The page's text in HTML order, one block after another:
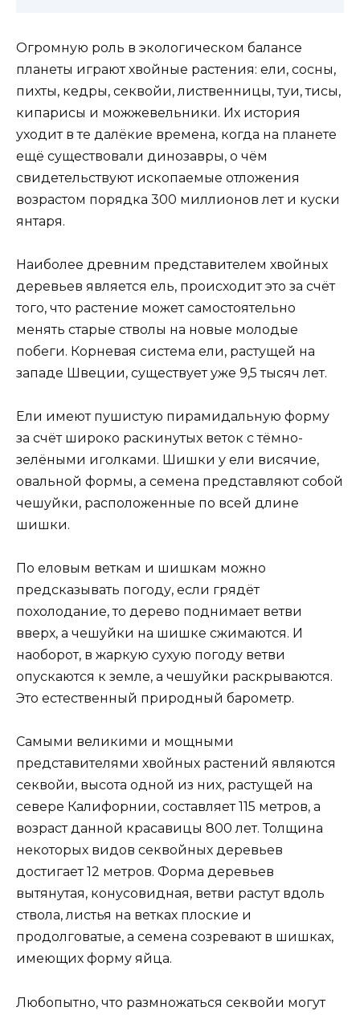
Огромную роль в экологическом балансе
планеты играют хвойные растения: ели, сосны,
пихты, кедры, секвойи, лиственницы, туи, тисы,
кипарисы и можжевельники. Их история
уходит в те далёкие времена, когда на планете
ещё существовали динозавры, о чём
свидетельствуют ископаемые отложения
возрастом порядка 300 миллионов лет и куски
янтаря.
Наиболее древним представителем хвойных
деревьев является ель, происходит это за счёт
того, что растение может самостоятельно
менять старые стволы на новые молодые
побеги. Корневая система ели, растущей на
западе Швеции, существует уже 9,5 тысяч лет.
Ели имеют пушистую пирамидальную форму
за счёт широко раскинутых веток с тёмно-
зелёными иголками. Шишки у ели висячие,
овальной формы, а семена представляют собой
чешуйки, расположенные по всей длине
шишки.
По еловым веткам и шишкам можно
предсказывать погоду, если грядёт
похолодание, то дерево поднимает ветви
вверх, а чешуйки на шишке сжимаются. И
наоборот, в жаркую сухую погоду ветви
опускаются к земле, а чешуйки раскрываются.
Это естественный природный барометр.
Самыми великими и мощными
представителями хвойных растений являются
секвойи, высота одной из них, растущей на
севере Калифорнии, составляет 115 метров, а
возраст данной красавицы 800 лет. Толщина
некоторых видов секвойных деревьев
достигает 12 метров. Форма деревьев
вытянутая, конусовидная, ветви растут вдоль
ствола, листья на ветках плоские и
продолговатые, а семена созревают в шишках,
имеющих форму яйца.
Любопытно, что размножаться секвойи могут